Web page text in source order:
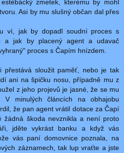
zmetek, kterému by mohl
Asi by mu slušný občan dal přes
ví, jak by dopadl soudní proces s
a jak by placený agent a udavač
proces s Čapím hnízdem.
přestává sloužit paměť, nebo je tak
ani na špičku nosu, případně mu z
z jeho projevů je jasné, že se mu
V minulých článcích na obhajobu
že pan agent vrátil dotace za Čapí
žádná škoda nevznikla a není proto
jděte vykrást banku a když vás
vás paní domovnice poznala, na
záznamech, tak lup vraťte a jste